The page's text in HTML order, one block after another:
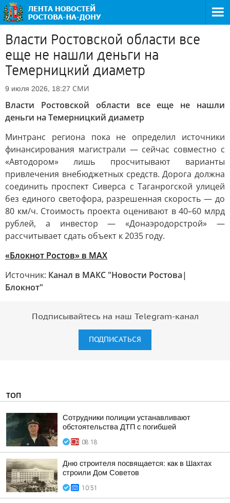
Власти Ростовской области все
еще не нашли деньги на
Темерницкий диаметр
9 июля 2026, 18:27 СМИ
Власти Ростовской области все еще не нашли
деньги на Темерницкий диаметр
Минтранс региона пока не определил источники
финансирования магистрали — сейчас совместно с
«Автодором» лишь просчитывают варианты
привлечения внебюджетных средств. Дорога должна
соединить проспект Сиверса с Таганрогской улицей
без единого светофора, разрешенная скорость — до
80 км/ч. Стоимость проекта оценивают в 40–60 млрд
рублей, а инвестор — «Донаэродорстрой» —
рассчитывает сдать объект к 2035 году.
«Блокнот Ростов» в MAX
Источник: Канал в МАКС "Новости Ростова|
Блокнот"
Подписывайтесь на наш Telegram-канал
ПОДПИСАТЬСЯ
ТОП
Сотрудники полиции устанавливают
обстоятельства ДТП с погибшей
08:18
Дню строителя посвящается: как в Шахтах
строили Дом Советов
10:51